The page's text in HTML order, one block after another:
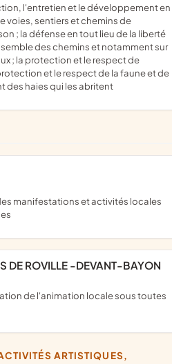
voies, sentiers et chemins de
; la défense en tout lieu de la liberté
des chemins et notamment sur
; la protection et le respect de
et le respect de la faune et de
des haies qui les abritent
DE ROVILLE -DEVANT-BAYON